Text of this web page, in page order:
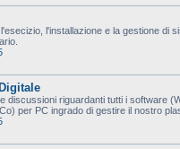
l'installazione e la gestione di
discussioni riguardanti tutti i software
per PC ingrado di gestire il nostro